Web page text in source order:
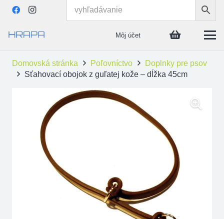
Môj účet
Domovská stránka Poľovníctvo
Doplnky pre psov
Sťahovací obojok z guľatej kože – dĺžka 45cm